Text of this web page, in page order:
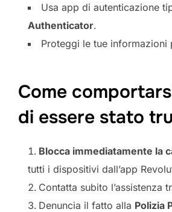
Usa app di autenticazione
Authenticator.
Proteggi le tue informazioni
Come
di essere stato
Blocca immediatamente la
tutti i dispositivi dall’app
Contatta subito l’assistenza
Denuncia il fatto alla Polizia